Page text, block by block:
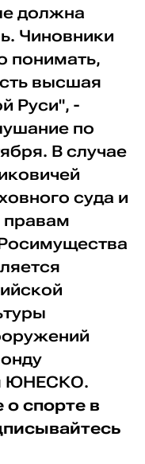
должна
Чиновники
понимать,
высшая
Руси", -
по
В случае
суда и
правам
ЮНЕСКО.
о спорте в